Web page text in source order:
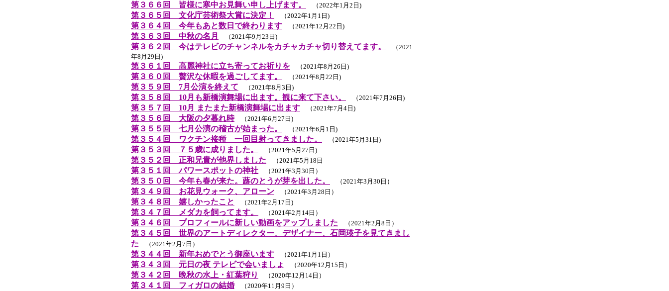
第３６６回 皆様に寒中お見舞い申し上げます。 （2022年1月2日)
第３６５回 文化庁芸術祭大賞に決定！ （2022年1月1日)
第３６４回 今年もあと数日で終わります （2021年12月22日)
第３６３回 中秋の名月 （2021年9月23日)
第３６２回 今はテレビのチャンネルをカチャカチャ切り替えてます。
（2021
年8月29日)
第３６１回 高麗神社に立ち寄ってお祈りを （2021年8月26日)
第３６０回 贅沢な休暇を過ごしてます。 （2021年8月22日)
第３５９回 7月公演を終えて （2021年8月3日)
第３５８回 10月も新橋演舞場に出ます。観に来て下さい。 （2021年7月26日)
第３５７回 10月 またまた新橋演舞場に出ます （2021年7月4日)
第３５６回 大阪の夕暮れ時（2021年6月27日)
第３５５回 七月公演の稽古が始まった。 （2021年6月1日)
第３５４回 ワクチン接種 一回目射ってきました。 （2021年5月31日)
第３５３回 ７５歳に成りました。 （2021年5月27日)
第３５２回 正和兄貴が他界しました （2021年5月18日
第３５１回 パワースポットの神社 （2021年3月30日）
第３５０回 今年も春が来た。蕗のとうが芽を出した。 （2021年3月30日）
第３４９回 お花見ウォーク、アローン （2021年3月28日）
第３４８回 嬉しかったこと （2021年2月17日)
第３４７回 メダカを飼ってます。 （2021年2月14日）
第３４６回 プロフィールに新しい動画をアップしました （2021年2月8日）
第３４５回 世界のアートディレクター、デザイナー、石岡瑛子を見てきまし
た （2021年2月7日）
第３４４回 新年おめでとう御座います （2021年1月1日）
第３４３回 元日の夜 テレビで会いましょ （2020年12月15日）
第３４２回 晩秋の水上・紅葉狩り （2020年12月14日）
第３４１回 フィガロの結婚 （2020年11月9日）